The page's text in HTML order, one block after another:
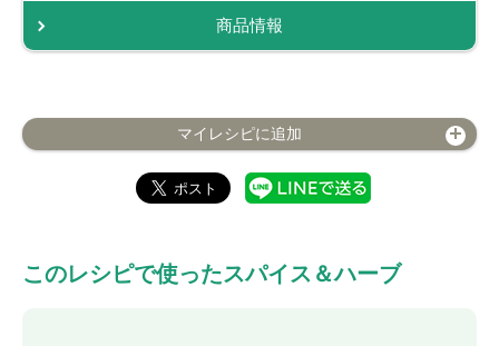
商品情報
マイレシピに追加
このレシピで使ったスパイス＆ハーブ